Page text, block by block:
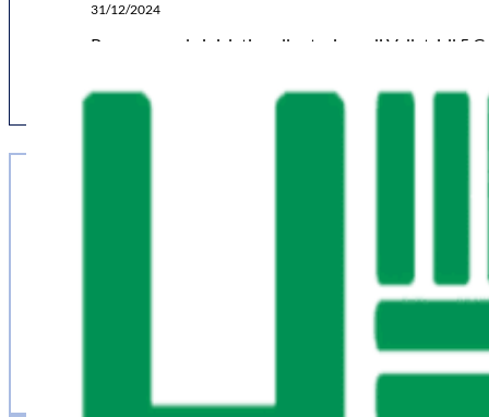
31/12/2024
Proseguono le iniziative alla stazione di Velletri, il 5